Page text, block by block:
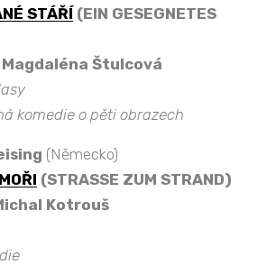
STÁŘÍ (EIN GESEGNETES
Štulcová
komedie o pěti obrazech
(Německo)
(STRASSE ZUM STRAND)
Kotrouš